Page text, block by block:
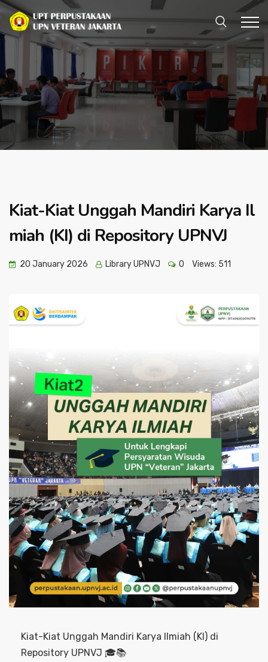
Kiat-Kiat Unggah Mandiri Karya Il
miah (KI) di Repository UPNVJ
20 January 2026 Library UPNVJ 0 Views: 511
Kiat-Kiat Unggah Mandiri Karya Ilmiah (KI) di
Repository UPNVJ 🎓📚